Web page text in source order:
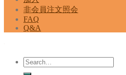
非会員注文照会
FAQ
Q&A
Search
for: